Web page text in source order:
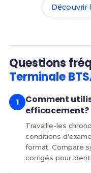
Découvrir
Questions
Terminale
Comment
efficacement?
Travaille-les
conditions
format. Compare
corrigés pour